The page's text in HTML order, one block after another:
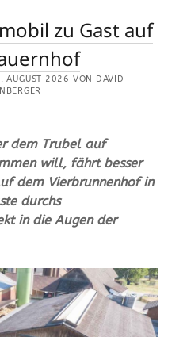
zu Gast auf
AUGUST 2026 VON DAVID
dem Trubel auf
will, fährt besser
dem Vierbrunnenhof in
durchs
in die Augen der